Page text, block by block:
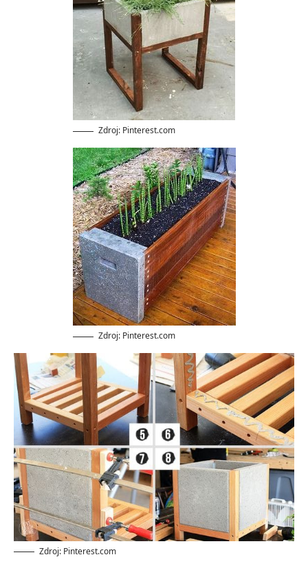
Zdroj: Pinterest.com
Zdroj: Pinterest.com
Zdroj: Pinterest.com